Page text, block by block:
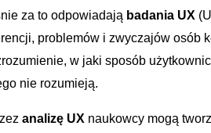
za to‍ odpowiadają badania ⁤UX
problemów ‌i zwyczajów osób
⁢w jaki ⁤sposób
nie‍ rozumieją.
analizę ​UX naukowcy mogą